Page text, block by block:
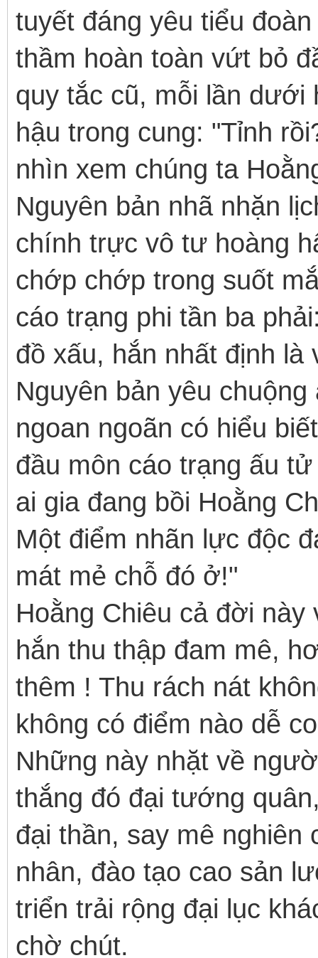
tuyết đáng yêu tiểu
thầm hoàn toàn vứt bỏ
quy tắc cũ, mỗi lần dưới
hậu trong cung: "Tỉnh
nhìn xem chúng ta
Nguyên bản nhã nhặn
chính trực vô tư hoàng
chớp chớp trong suốt
cáo trạng phi tần ba
đồ xấu, hắn nhất định là
Nguyên bản yêu
ngoan ngoãn có hiểu
đầu môn cáo trạng ấu
ai gia đang bồi Hoằng
Một điểm nhãn lực độc
mát mẻ chỗ đó ở!"
Hoằng Chiêu cả đời
hắn thu thập đam mê,
thêm ! Thu rách nát
không có điểm nào dễ
Những này nhặt về
thắng đó đại tướng
đại thần, say mê nghiên
nhân, đào tạo cao sản
triển trải rộng đại lục
chờ chút.